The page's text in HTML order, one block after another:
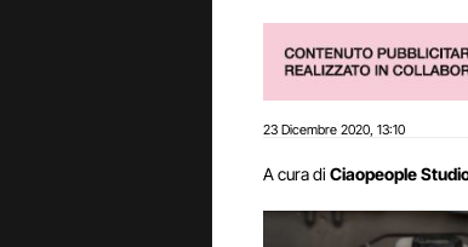
23 Dicembre 2020 13:10
A cura di Ciaopeople